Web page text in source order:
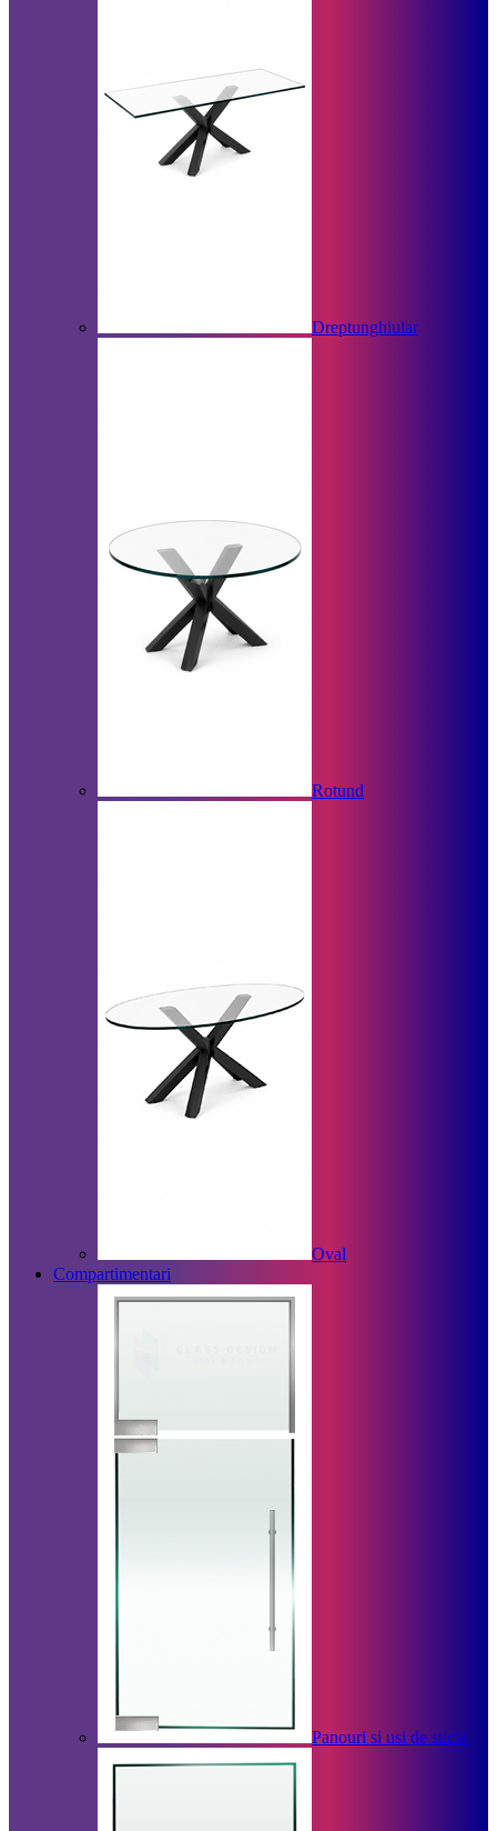
Dreptunghiular
Rotund
Oval
Compartimentari
Panouri si usi de sticla